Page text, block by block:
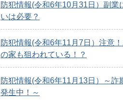
防犯情報(令和6年10月31日）副業
いは必要？
防犯情報(令和6年11月7日）注意
の家も狙われている！？
防犯情報(令和6年11月13日）～詐
発生中！～